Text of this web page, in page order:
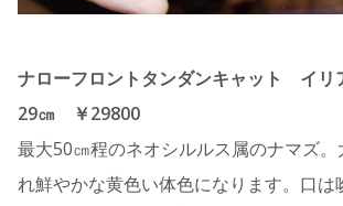
ナローフロントタンダンキャット イ
29㎝ ￥29800
最大50㎝程のネオシルルス属のナマズ
れ鮮やかな黄色い体色になります。口は